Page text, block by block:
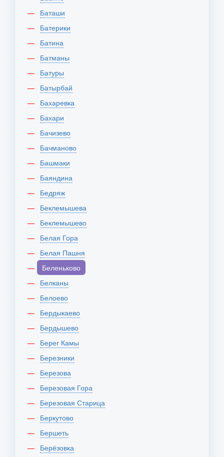
Баташи
Батерики
Батина
Батманы
Батуры
Батырбай
Бахаревка
Бахари
Бачизево
Бачманово
Башмаки
Баяндина
Бедряж
Беклемышева
Беклемышево
Белая Гора
Белая Пашня
Беленьково
Белканы
Белоево
Бердыкаево
Бердышево
Берег Камы
Березники
Березова
Березовая Гора
Березовая Старица
Беркутово
Бершеть
Берёзовка